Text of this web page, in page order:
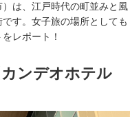
は、江戸時代の町並みと風
す。女子旅の場所としても
レポート！
ンデオホテル